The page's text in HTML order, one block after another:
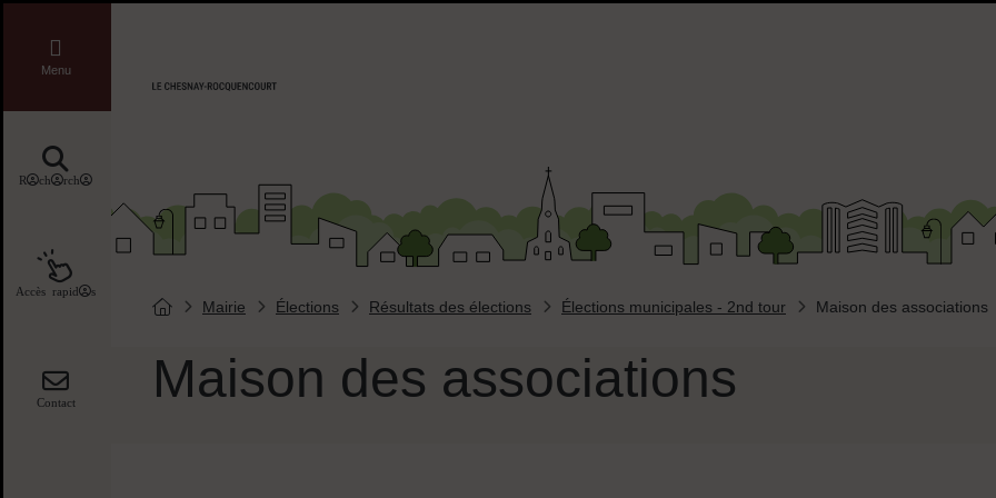
Menu
Recherche
Accès rapides
Contact Maison des associations
Vous êtes ici :
Page d'accueil du site
Mairie Élections Résultats des élections Élections municipales - 2nd tour Maison des associations